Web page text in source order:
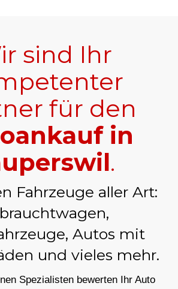
sind Ihr
für den
in
.
Fahrzeuge aller Art:
Autos mit
und vieles mehr.
Spezialisten bewerten Ihr Auto